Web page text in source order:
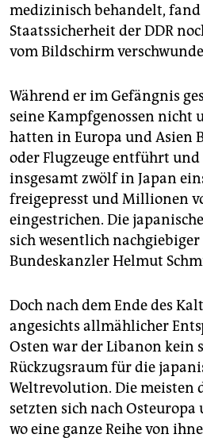
medizinisch behandelt,
Staatssicherheit der DDR
vom Bildschirm
Während er im Gefängnis
seine Kampfgenossen nicht
hatten in Europa und Asien
oder Flugzeuge entführt
insgesamt zwölf in Japan
freigepresst und Millionen
eingestrichen. Die
sich wesentlich nachgiebiger
Bundeskanzler Helmut
Doch nach dem Ende des
angesichts allmählicher
Osten war der Libanon kein
Rückzugsraum für die
Weltrevolution. Die meisten
setzten sich nach Osteuropa
wo eine ganze Reihe von